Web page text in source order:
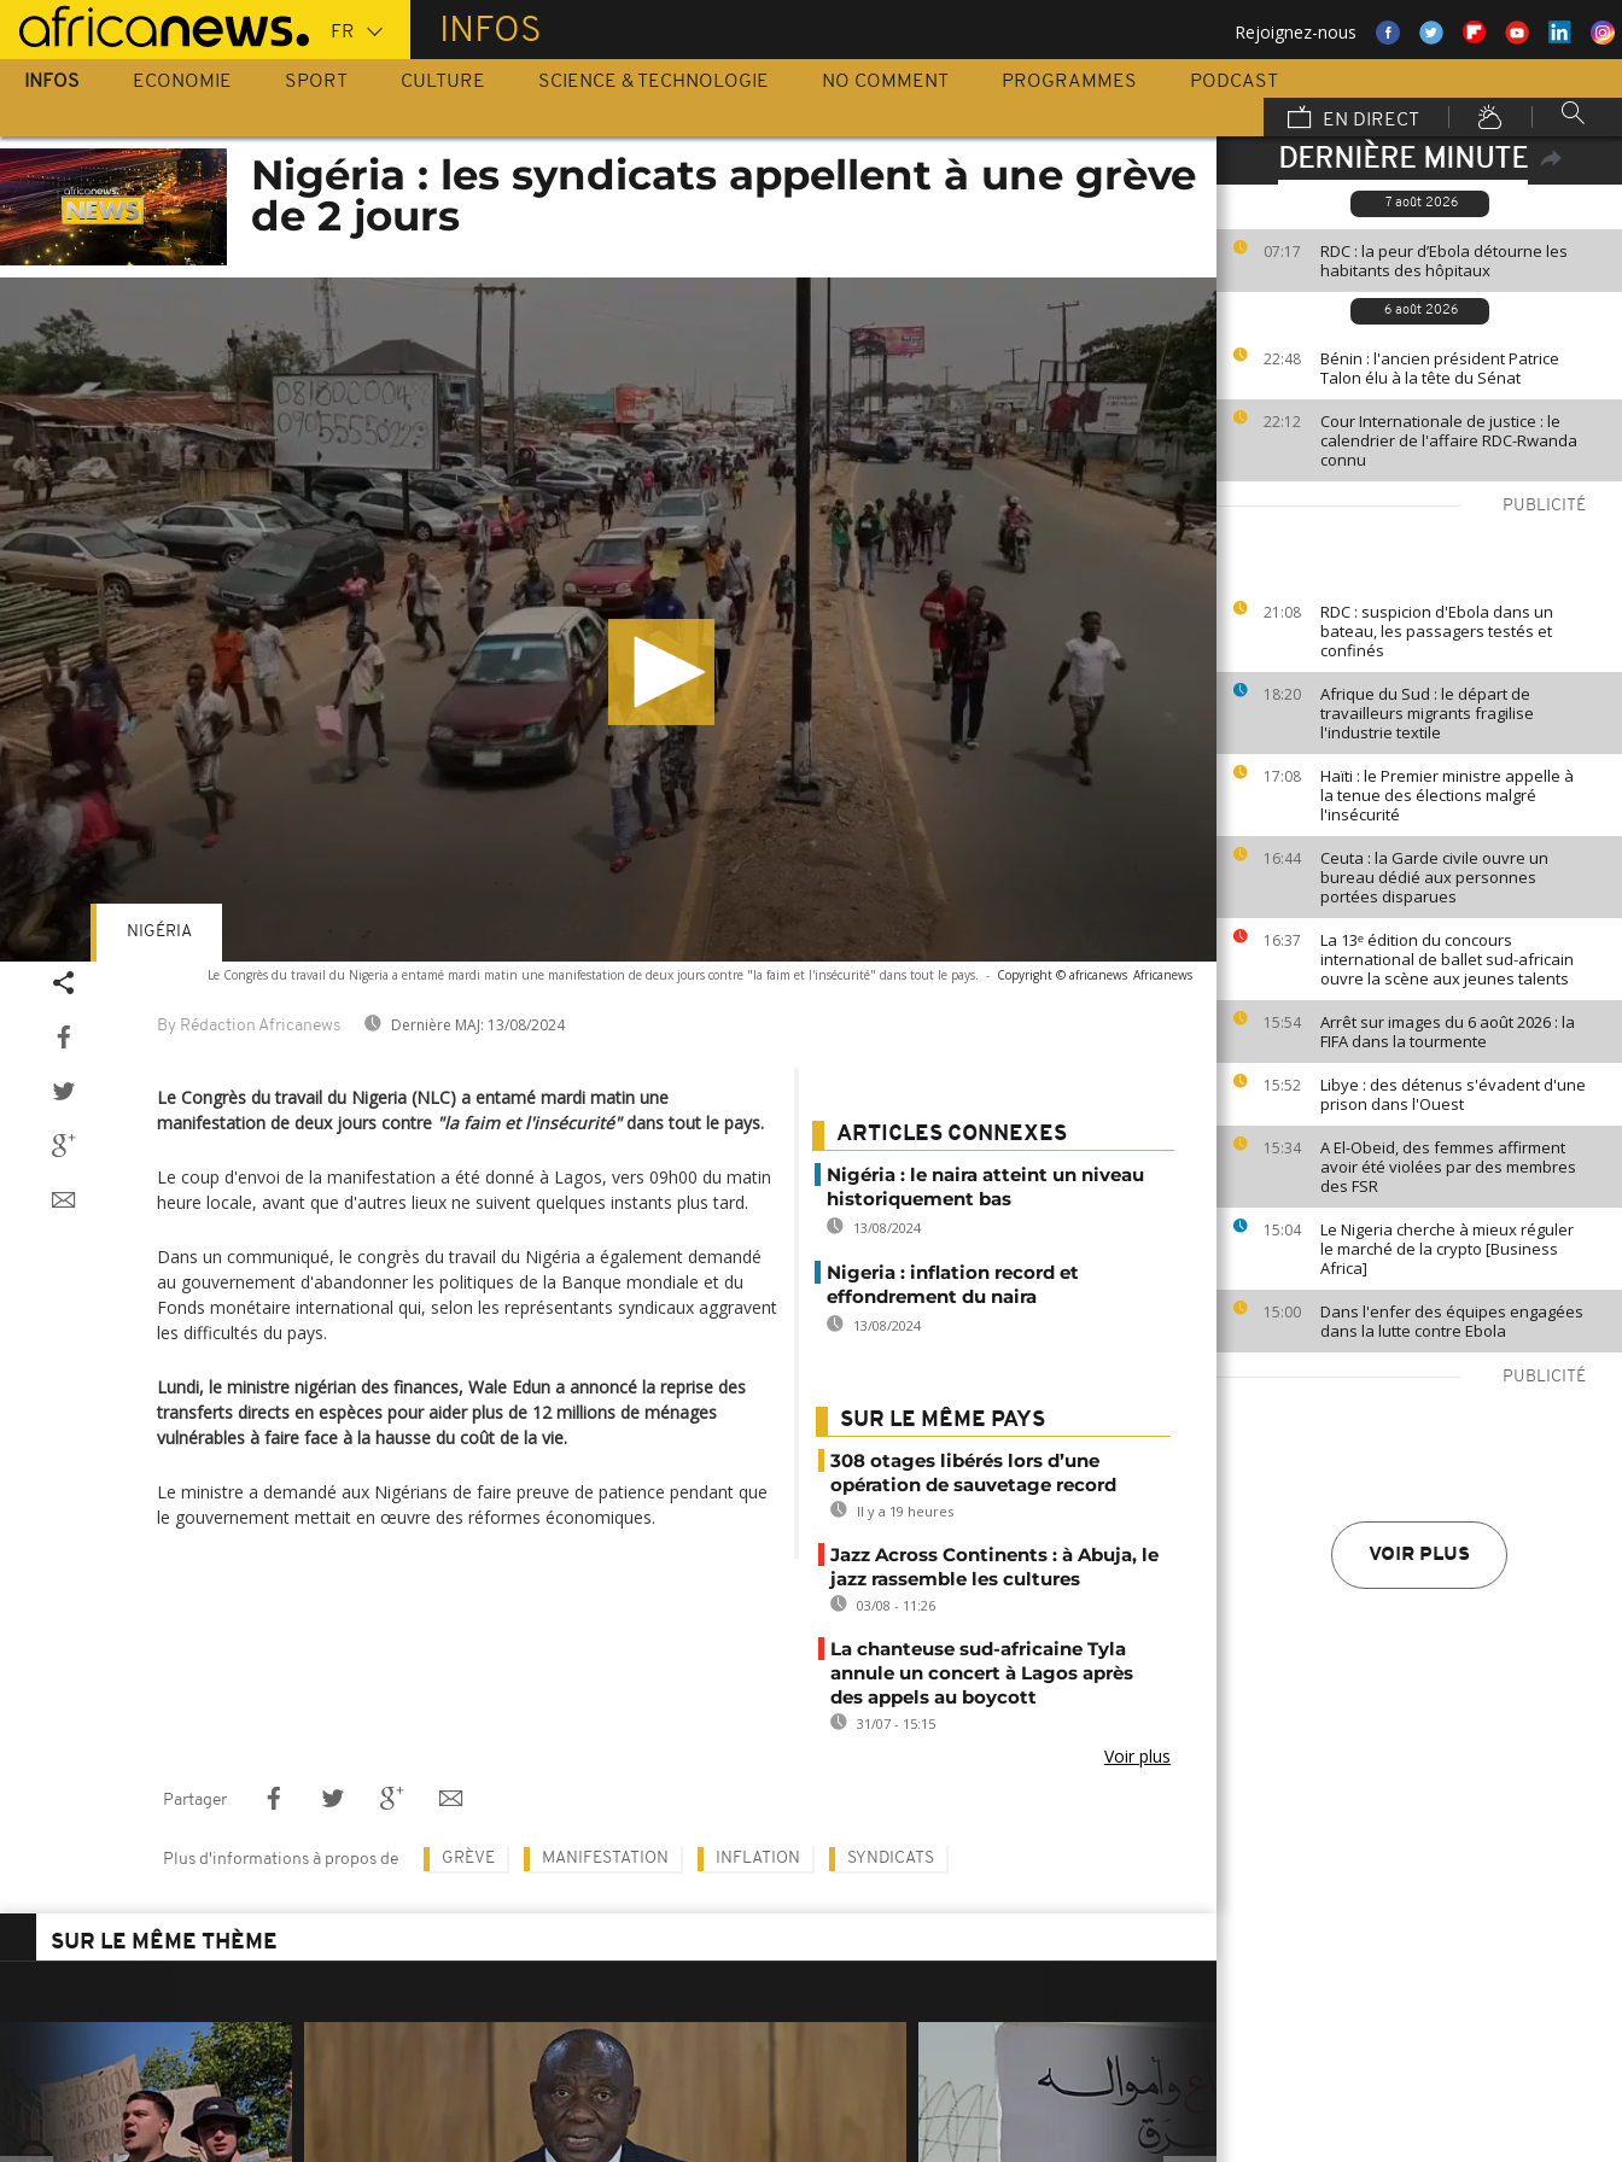
Passer
au
contenu
INFOS Rejoignez-nous
INFOS ECONOMIE SPORT CULTURE SCIENCE & TECHNOLOGIE NO COMMENT PROGRAMMES
PODCAST
EN DIRECT
DERNIÈRE MINUTE
7 août 2026
07:17
RDC : la peur d’Ebola détourne les
habitants des hôpitaux
6 août 2026
22:48
Bénin : l'ancien président Patrice
Talon élu à la tête du Sénat
22:12
Cour Internationale de justice : le
calendrier de l'affaire RDC-Rwanda
connu
PUBLICITÉ
21:08
RDC : suspicion d'Ebola dans un
bateau, les passagers testés et
confinés
18:20
Afrique du Sud : le départ de
travailleurs migrants fragilise
l'industrie textile
17:08
Haïti : le Premier ministre appelle à
la tenue des élections malgré
l'insécurité
16:44
Ceuta : la Garde civile ouvre un
bureau dédié aux personnes
portées disparues
16:37
La 13ᵉ édition du concours
international de ballet sud-africain
ouvre la scène aux jeunes talents
15:54
Arrêt sur images du 6 août 2026 : la
FIFA dans la tourmente
15:52
Libye : des détenus s'évadent d'une
prison dans l'Ouest
15:34
A El-Obeid, des femmes affirment
avoir été violées par des membres
des FSR
15:04
Le Nigeria cherche à mieux réguler
le marché de la crypto [Business
Africa]
15:00
Dans l'enfer des équipes engagées
dans la lutte contre Ebola
PUBLICITÉ
VOIR PLUS
Nigéria : les syndicats appellent à une grève
de 2 jours
Le Congrès du travail du Nigeria a entamé mardi matin une manifestation de deux jours contre "la faim et l'insécurité" dans tout le pays. - Copyright © africanews Africanews
By Rédaction Africanews Dernière MAJ: 13/08/2024
NIGÉRIA
Le Congrès du travail du Nigeria (NLC) a entamé mardi matin une
manifestation de deux jours contre "la faim et l'insécurité"dans tout le pays.
Le coup d'envoi de la manifestation a été donné à Lagos, vers 09h00 du matin
heure locale, avant que d'autres lieux ne suivent quelques instants plus tard.
Dans un communiqué, le congrès du travail du Nigéria a également demandé
au gouvernement d'abandonner les politiques de la Banque mondiale et du
Fonds monétaire international qui, selon les représentants syndicaux aggravent
les difficultés du pays.
Lundi, le ministre nigérian des finances, Wale Edun a annoncé la reprise des
transferts directs en espèces pour aider plus de 12 millions de ménages
vulnérables à faire face à la hausse du coût de la vie.
Le ministre a demandé aux Nigérians de faire preuve de patience pendant que
le gouvernement mettait en œuvre des réformes économiques.
ARTICLES CONNEXES
Nigéria : le naira atteint un niveau
historiquement bas
13/08/2024
Nigeria : inflation record et
effondrement du naira
13/08/2024
SUR LE MÊME PAYS
308 otages libérés lors d’une
opération de sauvetage record
Il y a 19 heures
Jazz Across Continents : à Abuja, le
jazz rassemble les cultures
03/08 - 11:26
La chanteuse sud-africaine Tyla
annule un concert à Lagos après
des appels au boycott
31/07 - 15:15
Voir plus
Partager
Plus d'informations à propos de GRÈVE MANIFESTATION INFLATION SYNDICATS
SUR LE MÊME THÈME